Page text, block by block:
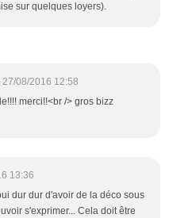
sur quelques loyers).
27/08/2016 12:58
merci!!<br /> gros bizz
13:36
dur dur d'avoir de la déco sous
s'exprimer... Cela doit être